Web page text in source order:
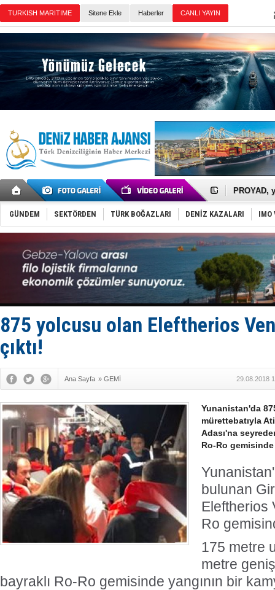
Sitene Ekle Haberler
İTU AUV,
PROYAD,
Türkiye-
Türk
Deniz
DÖDER,
Fairline,
Baltık
Runit
Limana
Türk
Hüseyin
Med
GÜNDEM SEKTÖRDEN TÜRK BOĞAZLARI DENİZ KAZALARI IMO
875 yolcusu olan Eleftherios
çıktı!
Ana Sayfa » GEMİ 29.08.2018
Yunanistan'da
mürettebatıyla
Adası'na
Ro-Ro gemisinde
bulunan
Eleftherios
Ro
175 metre
metre
bayraklı Ro-Ro gemisinde yangının ​​bir